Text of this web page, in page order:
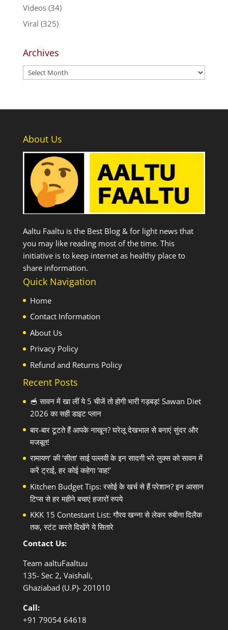
Videos(34)
Viral (325)
Archives
Archives
About Us
Aaltu Faaltu is the Best Blog & for light news that
you may like reading most of the time. This
initiative is to keep internet as healthy place to
share information.
Quick Navigation
Home
Contact Information
About Us
Privacy Policy
Refund and Returns Policy
Recent Posts
🥣 सावन में खा लीं ये 5 चीजें तो होगी भारी गड़बड़! Sawan Diet
2026 का सही डाइट प्लान
बार-बार टूटते हैं आपके नाखून? घरेलू देखभाल से बनाएं सुंदर और
मजबूत!
रामायण’ की ‘सीता’ साई पल्लवी के इन सादगी भरे लुक्स को सावन में
करें ट्राई, हर कोई कहेगा ‘वाह!’
Kitchen Budget Tips: रसोई के खर्च से हैं परेशान? इन आसान
टिप्स से हर महीने बचाएं हजारों रुपये
KKK 15 Contestant List: गौरव खन्ना से लेकर रुबीना दिलैक
तक, स्टंट करते दिखेंगे ये सितारे
Contact Us:
Team aaltuFaaltuu
135- Sec 2, Vaishali,
Ghaziabad (U.P)- 201010
Call:
+91 79054 64618